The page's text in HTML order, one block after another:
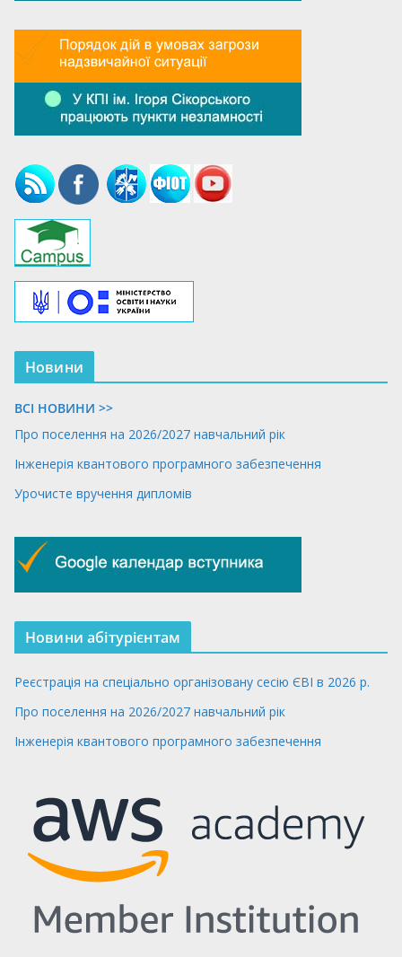
Новини
ВСІ НОВИНИ >>
Про поселення на 2026/2027 навчальний рік
Інженерія квантового програмного забезпечення
Урочисте вручення дипломів
Новини абітурієнтам
Реєстрація на спеціально організовану сесію ЄВІ в 2026 р.
Про поселення на 2026/2027 навчальний рік
Інженерія квантового програмного забезпечення